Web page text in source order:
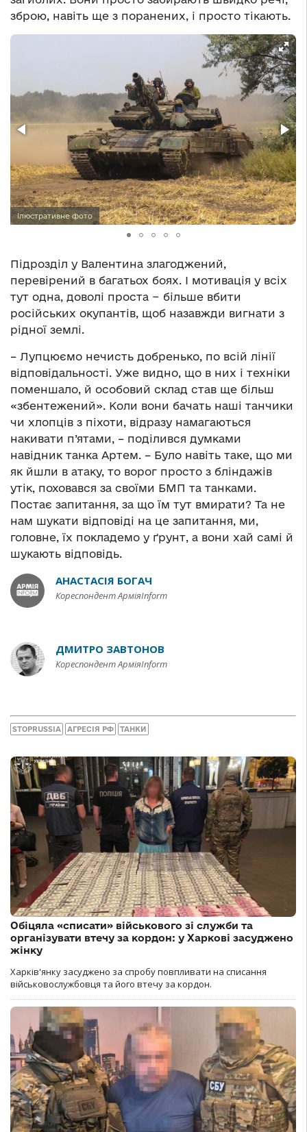
зброю, навіть ще з поранених, і просто тікають.
Ілюстративне фото
Підрозділ у Валентина злагоджений,
перевірений в багатьох боях. І мотивація у всіх
тут одна, доволі проста − більше вбити
російських окупантів, щоб назавжди вигнати з
рідної землі.
– Лупцюємо нечисть добренько, по всій лінії
відповідальності. Уже видно, що в них і техніки
поменшало, й особовий склад став ще більш
«збентежений». Коли вони бачать наші танчики
чи хлопців з піхоти, відразу намагаються
накивати п’ятами, – поділився думками
навідник танка Артем. – Було навіть таке, що ми
як йшли в атаку, то ворог просто з бліндажів
утік, поховався за своїми БМП та танками.
Постає запитання, за що їм тут вмирати? Та не
нам шукати відповіді на це запитання, ми,
головне, їх покладемо у ґрунт, а вони хай самі й
шукають відповідь.
АНАСТАСІЯ БОГАЧ
Кореспондент АрміяInform
ДМИТРО ЗАВТОНОВ
Кореспондент АрміяInform
STOPRUSSIA АГРЕСІЯ РФ ТАНКИ
Обіцяла «списати» військового зі служби та
організувати втечу за кордон: у Харкові засуджено
жінку
Харків'янку засуджено за спробу повпливати на списання
військовослужбовця та його втечу за кордон.